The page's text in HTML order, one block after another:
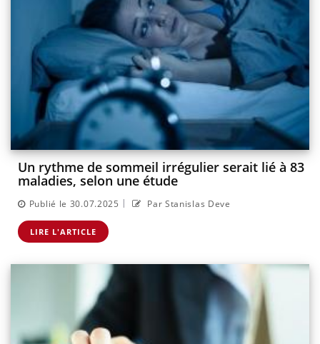
Un rythme de sommeil irrégulier serait lié à 83
maladies, selon une étude
Publié le 30.07.2025 | Par Stanislas Deve
LIRE L'ARTICLE